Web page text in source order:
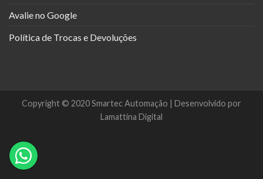
Avalie no Google
Política de Trocas e Devoluções
Copyright © 2020 Smartec Automação | Desenvolvido por
Lamattina Digital